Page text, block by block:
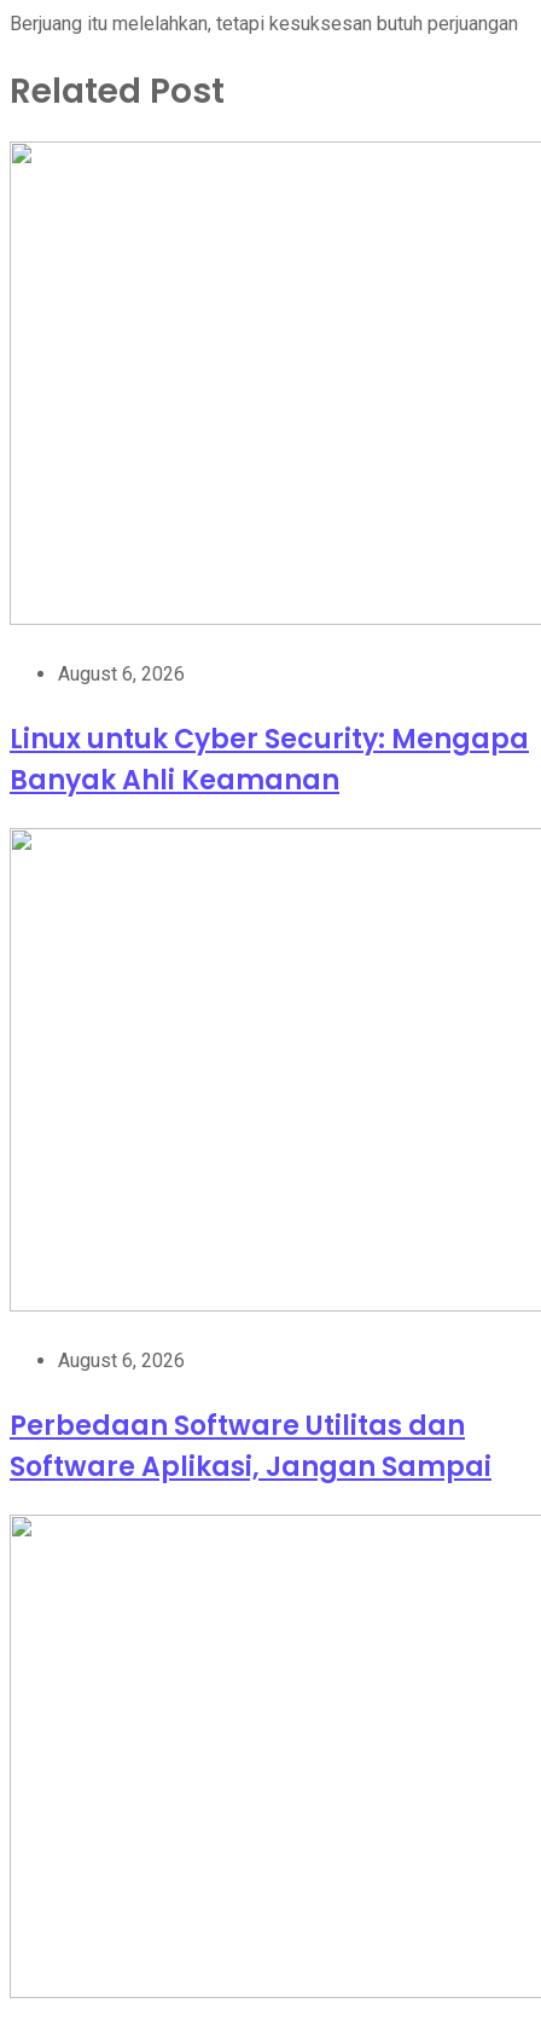
Berjuang itu melelahkan, tetapi kesuksesan butuh perjuangan
Related Post
August 6, 2026
Linux untuk Cyber Security: Mengapa
Banyak Ahli Keamanan
August 6, 2026
Perbedaan Software Utilitas dan
Software Aplikasi, Jangan Sampai